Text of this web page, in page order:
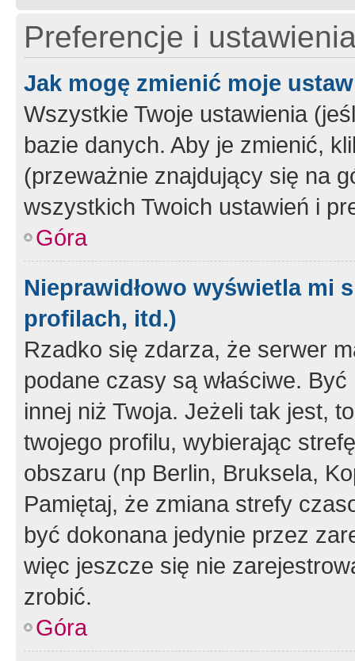
Preferencje i
Jak mogę zmienić moje
Wszystkie Twoje ustawienia
bazie danych. Aby je zmienić,
(przeważnie znajdujący się na
wszystkich Twoich ustawień i
Góra
Nieprawidłowo wyświetla mi
profilach, itd.)
Rzadko się zdarza, że serwer
podane czasy są właściwe.
innej niż Twoja. Jeżeli tak jest,
twojego profilu, wybierając
obszaru (np Berlin, Bruksela,
Pamiętaj, że zmiana strefy
być dokonana jedynie przez
więc jeszcze się nie
zrobić.
Góra